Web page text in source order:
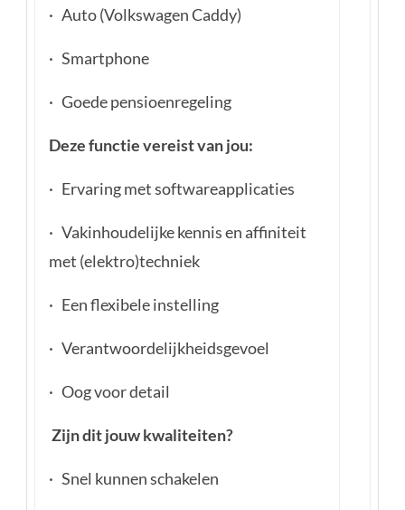
· Auto (Volkswagen Caddy)
· Smartphone
· Goede pensioenregeling
Deze functie vereist van jou:
· Ervaring met softwareapplicaties
· Vakinhoudelijke kennis en affiniteit
met (elektro)techniek
· Een flexibele instelling
· Verantwoordelijkheidsgevoel
· Oog voor detail
Zijn dit jouw kwaliteiten?
· Snel kunnen schakelen